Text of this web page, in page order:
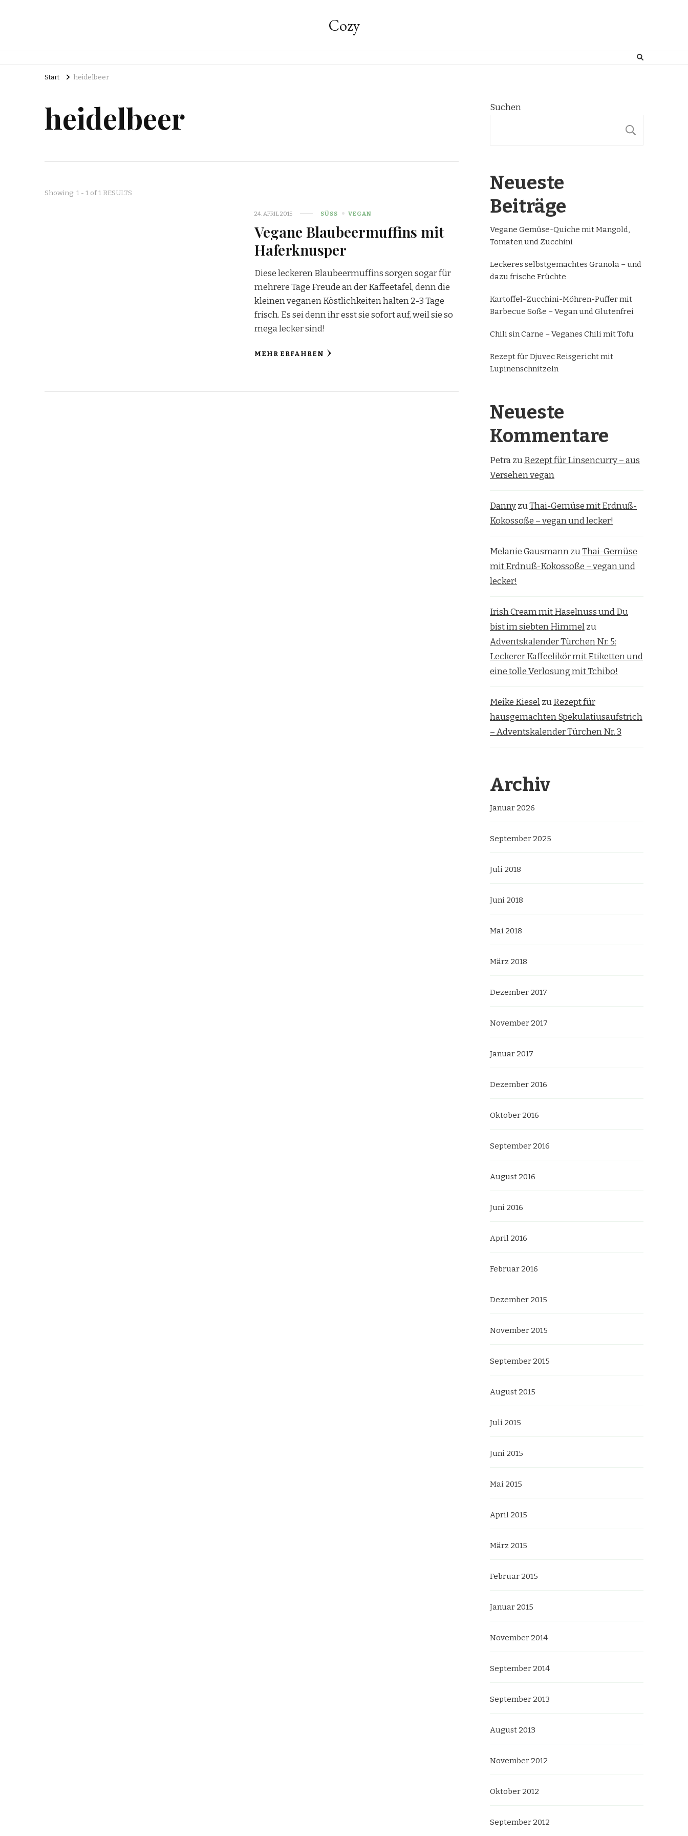
Cozy
Start heidelbeer
heidelbeer
Showing: 1 - 1 of 1 RESULTS
24. APRIL 2015 SÜSS VEGAN
Vegane Blaubeermuffins mit
Haferknusper
Diese leckeren Blaubeermuffins sorgen sogar für
mehrere Tage Freude an der Kaffeetafel, denn die
kleinen veganen Köstlichkeiten halten 2-3 Tage
frisch. Es sei denn ihr esst sie sofort auf, weil sie so
mega lecker sind!
MEHR ERFAHREN
Suchen
Neueste
Beiträge
Vegane Gemüse-Quiche mit Mangold,
Tomaten und Zucchini
Leckeres selbstgemachtes Granola – und
dazu frische Früchte
Kartoffel-Zucchini-Möhren-Puffer mit
Barbecue Soße – Vegan und Glutenfrei
Chili sin Carne – Veganes Chili mit Tofu
Rezept für Djuvec Reisgericht mit
Lupinenschnitzeln
Neueste
Kommentare
PetrazuRezept für Linsencurry – aus
Versehen vegan
DannyzuThai-Gemüse mit Erdnuß-
Kokossoße – vegan und lecker!
Melanie GausmannzuThai-Gemüse
mit Erdnuß-Kokossoße – vegan und
lecker!
Irish Cream mit Haselnuss und Du
bist im siebten Himmelzu
Adventskalender Türchen Nr. 5:
Leckerer Kaffeelikör mit Etiketten und
eine tolle Verlosung mit Tchibo!
Meike KieselzuRezept für
hausgemachten Spekulatiusaufstrich
– Adventskalender Türchen Nr. 3
Archiv
Januar 2026
September 2025
Juli 2018
Juni 2018
Mai 2018
März 2018
Dezember 2017
November 2017
Januar 2017
Dezember 2016
Oktober 2016
September 2016
August 2016
Juni 2016
April 2016
Februar 2016
Dezember 2015
November 2015
September 2015
August 2015
Juli 2015
Juni 2015
Mai 2015
April 2015
März 2015
Februar 2015
Januar 2015
November 2014
September 2014
September 2013
August 2013
November 2012
Oktober 2012
September 2012